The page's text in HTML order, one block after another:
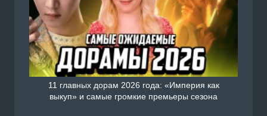
11 главных дорам 2026 года: «Империя как
выкуп» и самые громкие премьеры сезона